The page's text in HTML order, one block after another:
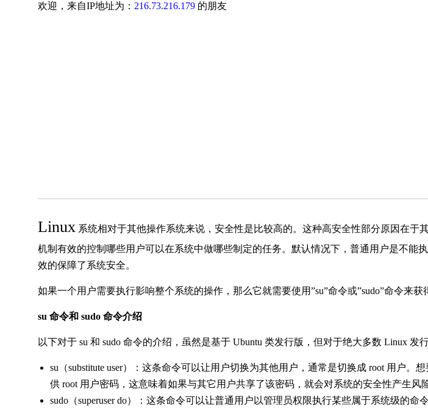
欢迎，来自IP地址为： 216.73.216.179 的朋友
Linux 系统相对于其他操作系统来说，安全性是比较高的。这种高安全性部分原因在于
机制有效的控制哪些用户可以在系统中做哪些制定的任务。默认情况下，普通用户是不能
效的保障了系统安全。
如果一个用户需要执行影响整个系统的操作，那么它就需要使用”su”命令或”sudo”命令来获
su 命令和 sudo 命令介绍
以下对于 su 和 sudo 命令的介绍，虽然是基于 Ubuntu 类发行版，但对于绝大多数 Linux 发
su（substitute user）：这条命令可以让用户切换为其他用户，通常是切换成 root 用户。
供 root 用户密码，这意味着如果与其它用户共享了该密码，就会对系统的安全性产生风
sudo（superuser do）：这条命令可以让普通用户以管理员权限执行某些属于系统级的命